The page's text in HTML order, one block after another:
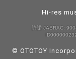
Hi-res
許諾 JASRAC:
© OTOTOY